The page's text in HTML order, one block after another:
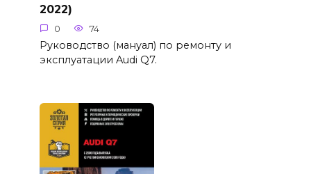
2022)
0 74
Руководство (мануал) по ремонту и
эксплуатации Audi Q7.